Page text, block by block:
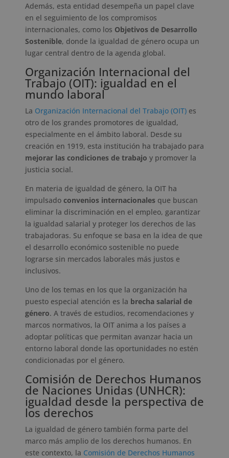
Además, esta entidad desempeña un papel clave
en el seguimiento de los compromisos
internacionales, como los Objetivos de Desarrollo
Sostenible, donde la igualdad de género ocupa un
lugar central dentro de la agenda global.
Organización Internacional del
Trabajo (OIT): igualdad en el
mundo laboral
La Organización Internacional del Trabajo (OIT)es
otro de los grandes promotores de igualdad,
especialmente en el ámbito laboral. Desde su
creación en 1919, esta institución ha trabajado para
mejorar las condiciones de trabajo y promover la
justicia social.
En materia de igualdad de género, la OIT ha
impulsado convenios internacionalesque buscan
eliminar la discriminación en el empleo, garantizar
la igualdad salarial y proteger los derechos de las
trabajadoras. Su enfoque se basa en la idea de que
el desarrollo económico sostenible no puede
lograrse sin mercados laborales más justos e
inclusivos.
Uno de los temas en los que la organización ha
puesto especial atención es la brecha salarial de
género. A través de estudios, recomendaciones y
marcos normativos, la OIT anima a los países a
adoptar políticas que permitan avanzar hacia un
entorno laboral donde las oportunidades no estén
condicionadas por el género.
Comisión de Derechos Humanos
de Naciones Unidas (UNHCR):
igualdad desde la perspectiva de
los derechos
La igualdad de género también forma parte del
marco más amplio de los derechos humanos. En
este contexto, la Comisión de Derechos Humanos